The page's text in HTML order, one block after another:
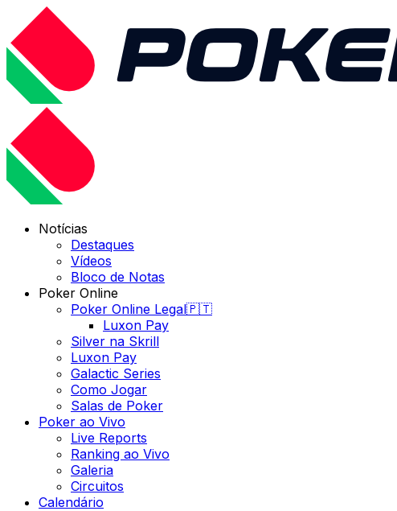
Notícias
Destaques
Vídeos
Bloco de Notas
Poker Online
Poker Online Legal🇵🇹
Luxon Pay
Silver na Skrill
Luxon Pay
Galactic Series
Como Jogar
Salas de Poker
Poker ao Vivo
Live Reports
Ranking ao Vivo
Galeria
Circuitos
Calendário